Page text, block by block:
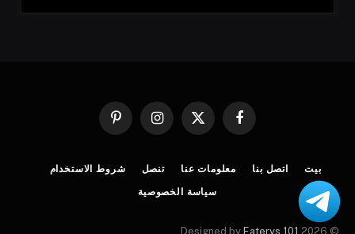
فيسبوك
X
الانستغرامبينتيريست
بيت اتصل بنا معلومات عنا تنصل شروط الاستخدام
سياسة الخصوصية
© 2026 Designed by
Eaterys 101